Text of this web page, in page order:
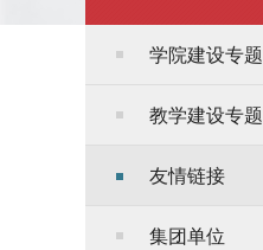
学院建设专题
教学建设专题
友情链接
集团单位